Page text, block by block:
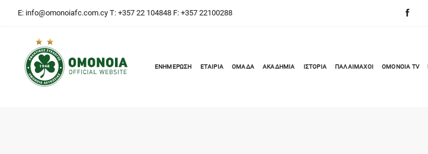
E: info@omonoiafc.com.cy T: +357 22 104848 F: +357 22100288
ΕΝΗΜΕΡΩΣΗ ΕΤΑΙΡΙΑ ΟΜΑΔΑ ΑΚΑΔΗΜΙΑ ΙΣΤΟΡΙΑ ΠΑΛΑΙΜΑΧΟΙ OMONOIA TV